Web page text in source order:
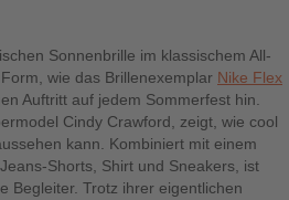
Sonnenbrille im klassischem All-
wie das Brillenexemplar Nike Flex
Auftritt auf jedem Sommerfest hin.
Cindy Crawford, zeigt, wie cool
kann. Kombiniert mit einem
Shorts, Shirt und Sneakers, ist
Begleiter. Trotz ihrer eigentlichen